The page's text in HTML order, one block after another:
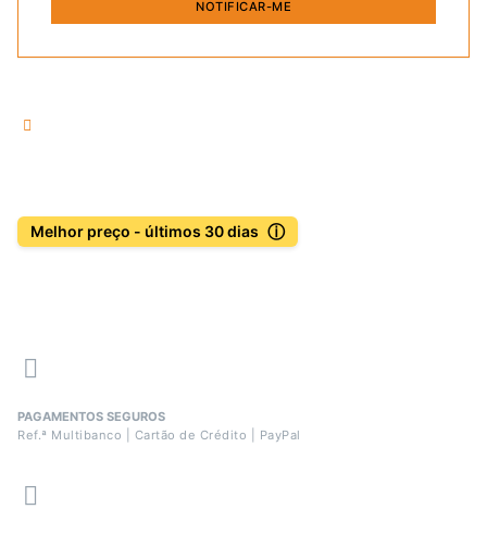
Melhor preço - últimos 30 dias ⓘ
PAGAMENTOS SEGUROS
Ref.ª Multibanco | Cartão de Crédito | PayPal